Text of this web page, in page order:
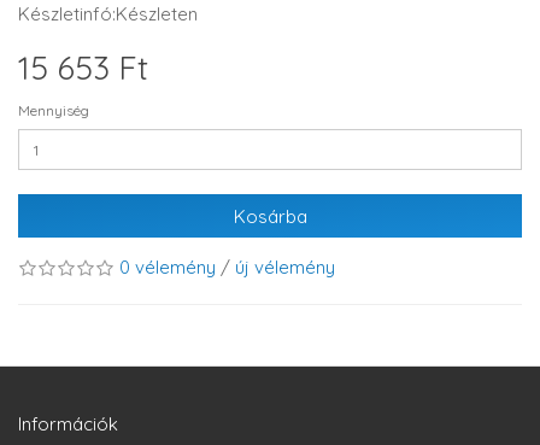
Készletinfó:Készleten
15 653 Ft
Mennyiség
Kosárba
0 vélemény / új vélemény
Információk